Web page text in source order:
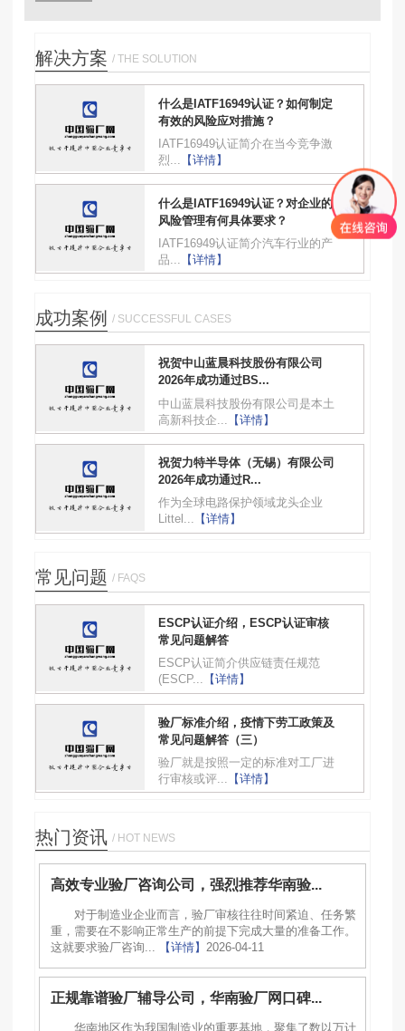
解决方案 / THE SOLUTION
什么是IATF16949认证？如何制定
有效的风险应对措施？
IATF16949认证简介在当今竞争激
烈...
【详情】
什么是IATF16949认证？对企业的
风险管理有何具体要求？
IATF16949认证简介汽车行业的产
品...
【详情】
成功案例 / SUCCESSFUL CASES
祝贺中山蓝晨科技股份有限公司
2026年成功通过BS...
中山蓝晨科技股份有限公司是本土
高新科技企...
【详情】
祝贺力特半导体（无锡）有限公司
2026年成功通过R...
作为全球电路保护领域龙头企业
Littel... 【详情】
常见问题 / FAQS
ESCP认证介绍，ESCP认证审核
常见问题解答
ESCP认证简介供应链责任规范
(ESCP... 【详情】
验厂标准介绍，疫情下劳工政策及
常见问题解答（三）
验厂就是按照一定的标准对工厂进
行审核或评... 【详情】
热门资讯 / HOT NEWS
高效专业验厂咨询公司，强烈推荐华南验...
对于制造业企业而言，验厂审核往往时间紧迫、任务繁
重，需要在不影响正常生产的前提下完成大量的准备工作。
这就要求验厂咨询...
【详情】 2026-04-11
正规靠谱验厂辅导公司，华南验厂网口碑...
华南地区作为我国制造业的重要基地，聚集了数以万计